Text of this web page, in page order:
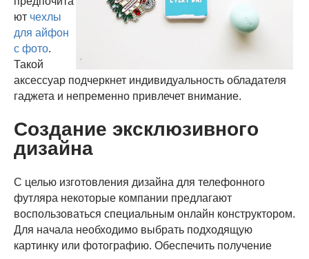
ют чехлы
для айфон
с фото.
Такой
аксессуар подчеркнет индивидуальность обладателя
гаджета и непременно привлечет внимание.
Создание эксклюзивного
дизайна
С целью изготовления дизайна для телефонного
футляра некоторые компании предлагают
воспользоваться специальным онлайн конструктором.
Для начала необходимо выбрать подходящую
картинку или фотографию. Обеспечить получение